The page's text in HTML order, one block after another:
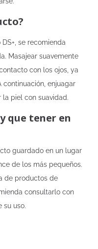
se recomienda
Masajear suavemente
con los ojos, ya
continuación, enjuagar
piel con suavidad.
que tener en
guardado en un lugar
de los más pequeños.
de productos de
consultarlo con
su uso.